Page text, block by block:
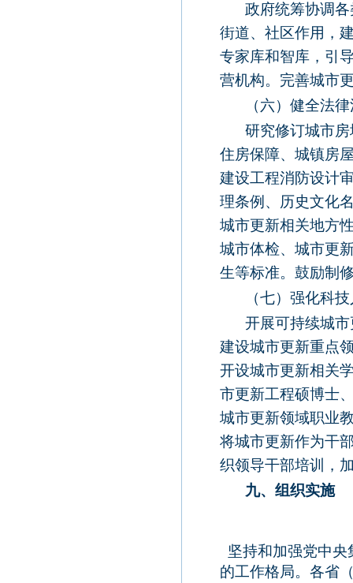
政府统筹协调
街道、社区作用，
专家库和智库，引
营机构。完善城市
（六）健全法
研究修订城市
住房保障、城镇房
建设工程消防设计
理条例、历史文化
城市更新相关地方
城市体检、城市更
生等标准。鼓励制
（七）强化科
开展可持续城
建设城市更新重点
开设城市更新相关
市更新工程硕博士
城市更新领域职业
将城市更新作为干
织领导干部培训，
九、组织实施
坚持和加强党中
的工作格局。各省